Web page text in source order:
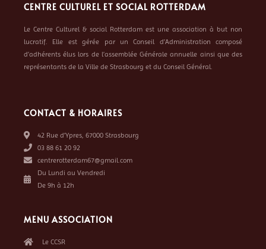
CENTRE CULTUREL ET SOCIAL ROTTERDAM
Le Centre Culturel & social Rotterdam est une association à but non
lucratif. Elle est gérée par un Conseil d’Administration composé
d’adhérents élus lors de l’assemblée Générale annuelle ainsi que des
représentants de la Ville de Strasbourg et du Conseil Général.
CONTACT & HORAIRES
42 Rue d’Ypres, 67000 Strasbourg
03 88 61 20 92
centrerotterdam67@gmail.com
Du Lundi au Vendredi
De 9h à 12h
MENU ASSOCIATION
Le CCSR